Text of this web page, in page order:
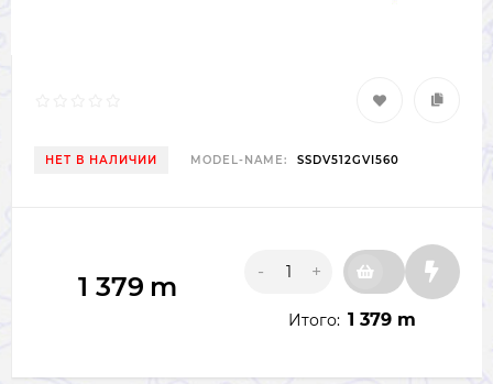
НЕТ В НАЛИЧИИ MODEL-NAME: SSDV512GVI560
1 379 m - +
Итого: 1 379 m